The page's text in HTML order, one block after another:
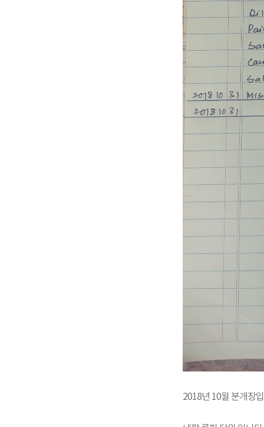
2018년 10월 분개장